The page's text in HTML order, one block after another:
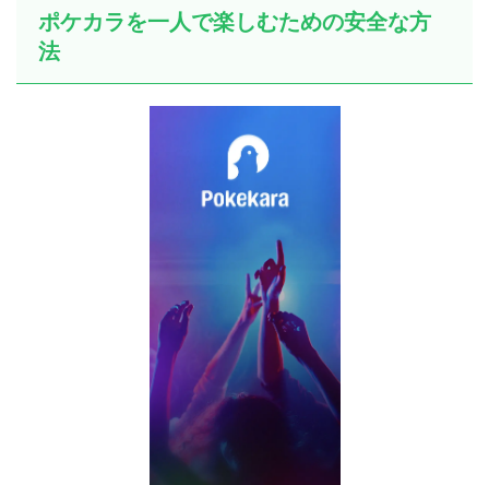
ポケカラを一人で楽しむための安全な方
法